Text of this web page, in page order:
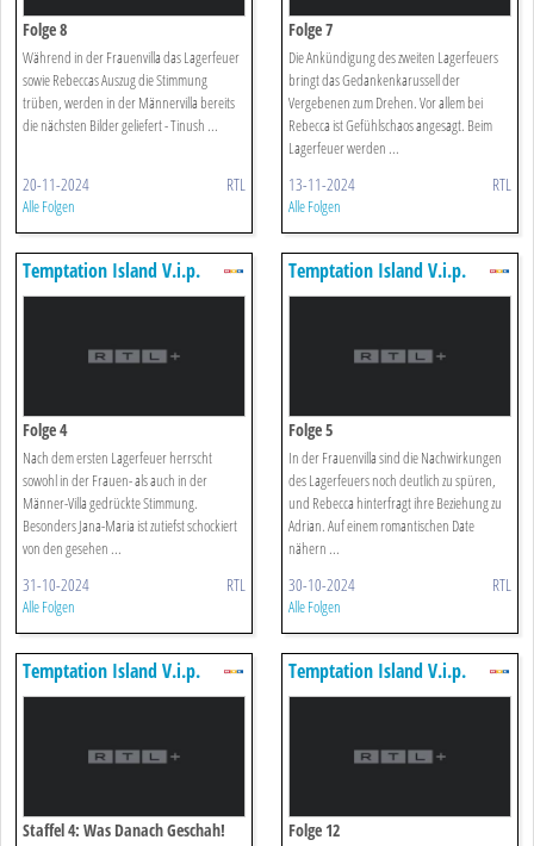
Folge 8
Während in der Frauenvilla das Lagerfeuer
sowie Rebeccas Auszug die Stimmung
trüben, werden in der Männervilla bereits
die nächsten Bilder geliefert - Tinush ...
20-11-2024 RTL
Alle Folgen
Folge 7
Die Ankündigung des zweiten Lagerfeuers
bringt das Gedankenkarussell der
Vergebenen zum Drehen. Vor allem bei
Rebecca ist Gefühlschaos angesagt. Beim
Lagerfeuer werden ...
13-11-2024 RTL
Alle Folgen
Temptation Island V.i.p.
Folge 4
Nach dem ersten Lagerfeuer herrscht
sowohl in der Frauen- als auch in der
Männer-Villa gedrückte Stimmung.
Besonders Jana-Maria ist zutiefst schockiert
von den gesehen ...
31-10-2024 RTL
Alle Folgen
Temptation Island V.i.p.
Folge 5
In der Frauenvilla sind die Nachwirkungen
des Lagerfeuers noch deutlich zu spüren,
und Rebecca hinterfragt ihre Beziehung zu
Adrian. Auf einem romantischen Date
nähern ...
30-10-2024 RTL
Alle Folgen
Temptation Island V.i.p.
Staffel 4: Was Danach Geschah!
Temptation Island V.i.p.
Folge 12